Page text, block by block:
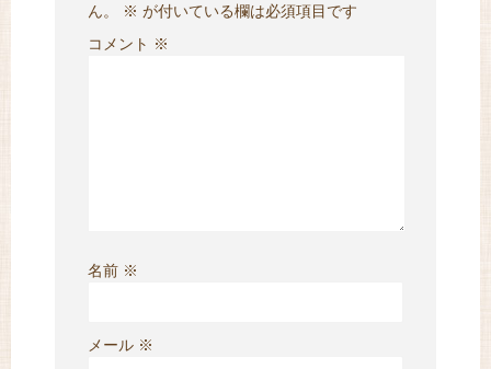
ん。
※ が付いている欄は必須項目です
コメント ※
名前 ※
メール ※